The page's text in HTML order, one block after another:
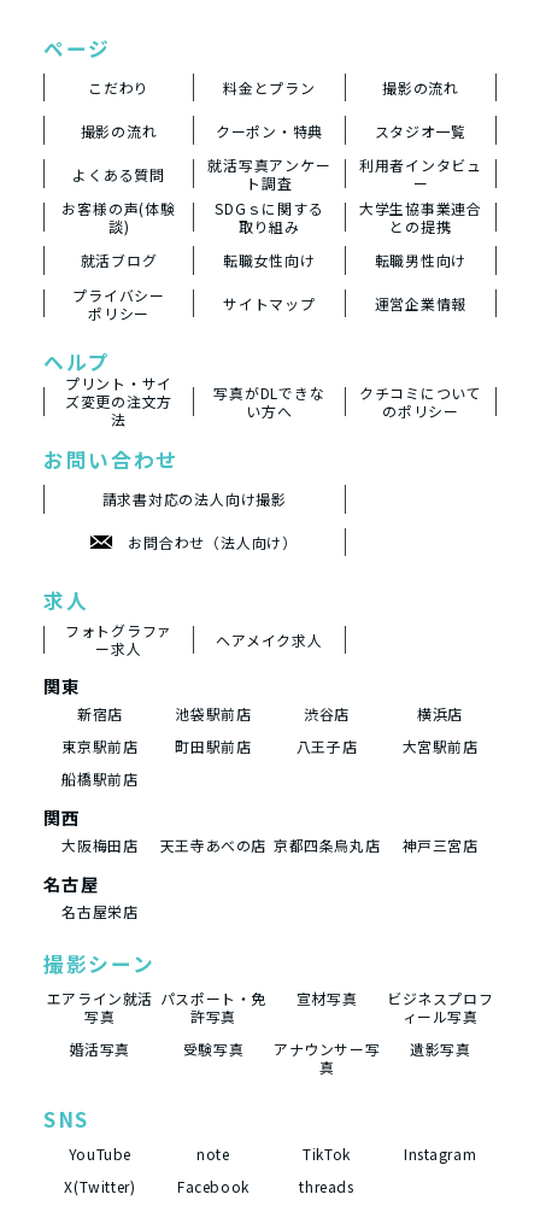
ページ
こだわり 料金とプラン 撮影の流れ
撮影の流れ クーポン・特典 スタジオ一覧
よくある質問
就活写真アンケー
ト調査
利用者インタビュ
ー
お客様の声(体験
談)
SDGｓに関する
取り組み
大学生協事業連合
との提携
就活ブログ
転職女性向け
転職男性向け
プライバシー
ポリシー
サイトマップ 運営企業情報
ヘルプ
プリント・サイ
ズ変更の注文方
法
写真がDLできな
い方へ
クチコミについて
のポリシー
お問い合わせ
請求書対応の法人向け撮影
お問合わせ（法人向け）
求人
フォトグラファ
ー求人
ヘアメイク求人
関東
新宿店 池袋駅前店 渋谷店
横浜店
東京駅前店
町田駅前店 八王子店
大宮駅前店
船橋駅前店
関西
大阪梅田店 天王寺あべの店 京都四条烏丸店 神戸三宮店
名古屋
名古屋栄店
撮影シーン
エアライン就活
写真
パスポート・免
許写真
宣材写真
ビジネスプロフ
ィール写真
婚活写真
受験写真
アナウンサー写
真
遺影写真
SNS
YouTube note TikTok
Instagram
X(Twitter)
Facebook threads